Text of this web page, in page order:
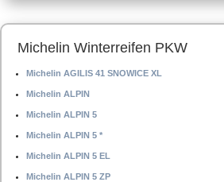
Michelin Winterreifen PKW
Michelin AGILIS 41 SNOWICE XL
Michelin ALPIN
Michelin ALPIN 5
Michelin ALPIN 5 *
Michelin ALPIN 5 EL
Michelin ALPIN 5 ZP